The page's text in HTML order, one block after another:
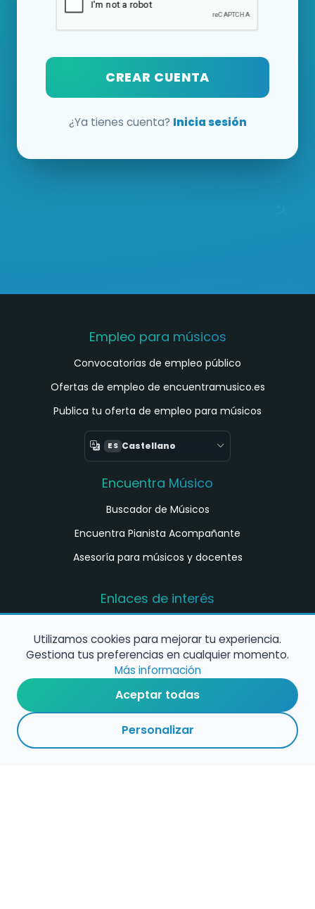
CREAR CUENTA
¿Ya tienes cuenta? Inicia sesión
Empleo para músicos
Convocatorias de empleo público
Ofertas de empleo de encuentramusico.es
Publica tu oferta de empleo para músicos
ES Castellano
Encuentra Músico
Buscador de Músicos
Encuentra Pianista Acompañante
Asesoría para músicos y docentes
Enlaces de interés
música en España
Configura alertas de empleo
Contacta con nosotros
Utilizamos cookies para mejorar tu experiencia.
Gestiona tus preferencias en cualquier momento.
Más información
Aceptar todas
Personalizar